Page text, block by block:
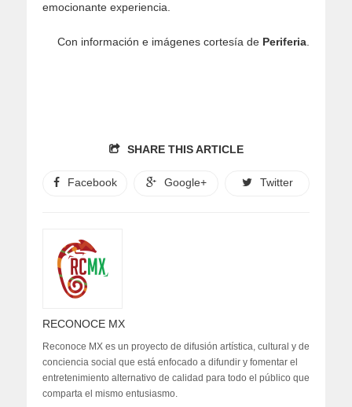
emocionante experiencia.
Con información e imágenes cortesía de Periferia
SHARE THIS ARTICLE
Facebook Google+ Twitter
RECONOCE MX
Reconoce MX es un proyecto de difusión artística, cultural y de
conciencia social que está enfocado a difundir y fomentar el
entretenimiento alternativo de calidad para todo el público que
comparta el mismo entusiasmo.